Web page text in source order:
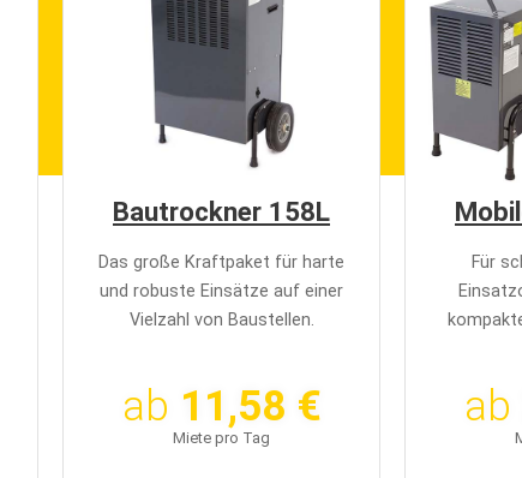
Bautrockner 158L
Das große Kraftpaket für harte
und robuste Einsätze auf einer
Vielzahl von Baustellen.
ab 11,58 €
Miete pro Tag
Für
ab